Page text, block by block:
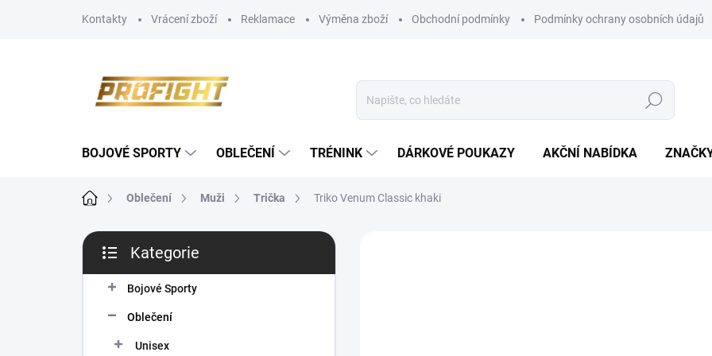
Kontakty Vrácení zboží Reklamace Výměna zboží Obchodní podmínky Podmínky ochrany osobních údajů
Hledat
BOJOVÉ SPORTY OBLEČENÍ TRÉNINK DÁRKOVÉ POUKAZY AKČNÍ NABÍDKA
Domů Oblečení Muži Trička Triko Venum Classic khaki
P
s
kategorie
Kategorie
Bojové Sporty
Oblečení
Unisex